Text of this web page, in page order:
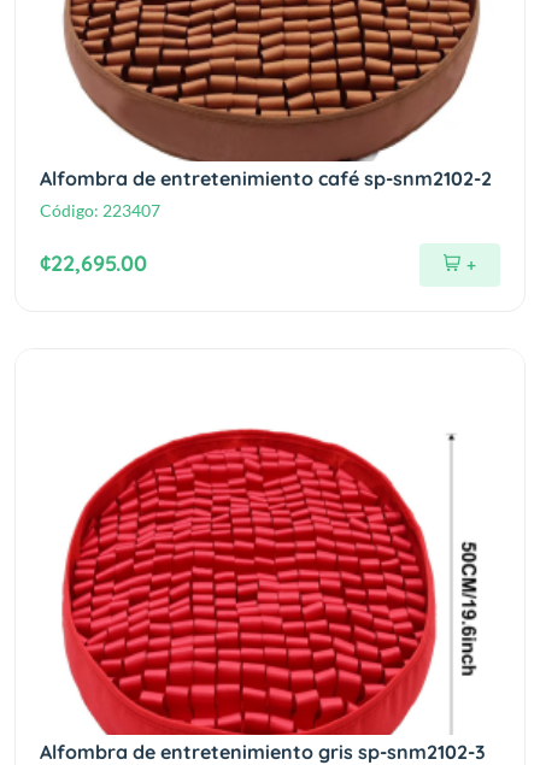
Alfombra de entretenimiento café sp-snm2102-2
Código: 223407
¢22,695.00 +
Alfombra de entretenimiento gris sp-snm2102-3